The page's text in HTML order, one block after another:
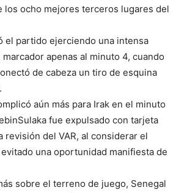
los ocho mejores terceros lugares del
el partido ejerciendo una intensa
apenas al minuto 4, cuando
de cabeza un tiro de esquina
aún más para Irak en el minuto
fue expulsado con tarjeta
revisión del VAR, al considerar el
una oportunidad manifiesta de
sobre el terreno de juego, Senegal